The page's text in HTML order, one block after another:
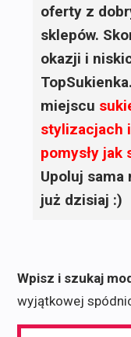
oferty z
sklepów.
okazji i
miejscu
stylizacjach
pomysły jak
Upoluj sama
już dzisiaj :)
Wpisz i szukaj
wyjątkowej